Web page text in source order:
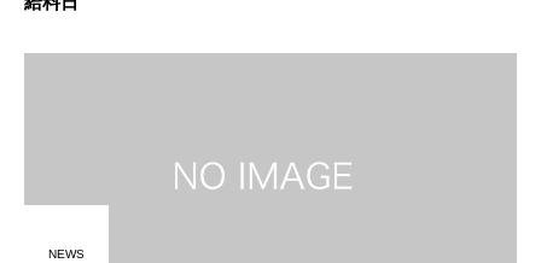
NEWS